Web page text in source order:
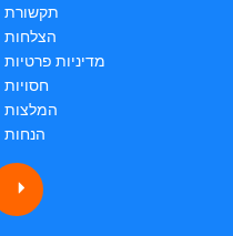
תקשורת
הצלחות
מדיניות פרטיות
חסויות
המלצות
הנחות